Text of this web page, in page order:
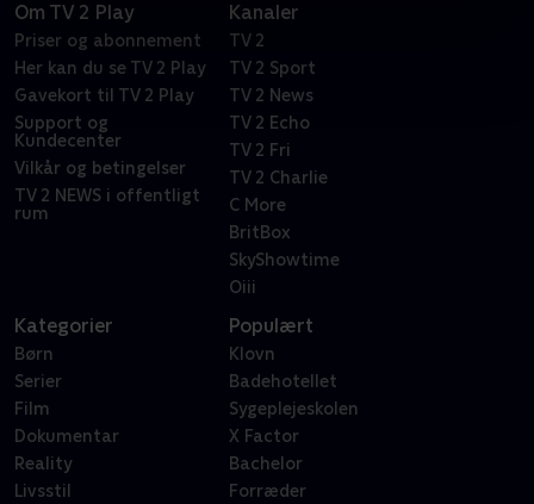
Om TV 2 Play
Priser og abonnement
Her kan du se TV 2 Play
Gavekort til TV 2 Play
Support og
Kundecenter
Vilkår og betingelser
TV 2 NEWS i offentligt
rum
Kanaler
TV 2
TV 2 Sport
TV 2 News
TV 2 Echo
TV 2 Fri
TV 2 Charlie
C More
BritBox
SkyShowtime
Oiii
Kategorier
Børn
Serier
Film
Dokumentar
Reality
Livsstil
Populært
Klovn
Badehotellet
Sygeplejeskolen
X Factor
Bachelor
Forræder